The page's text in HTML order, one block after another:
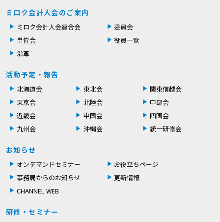
ミロク会計人会のご案内
ミロク会計人会連合会
委員会
単位会
役員一覧
沿革
活動予定・報告
北海道会 東北会
関東信越会
東京会
北陸会
中部会
近畿会
中国会
四国会
九州会
沖縄会 統一研修会
お知らせ
オンデマンドセミナー
お役立ちページ
事務局からのお知らせ
更新情報
CHANNEL WEB
研修・セミナー